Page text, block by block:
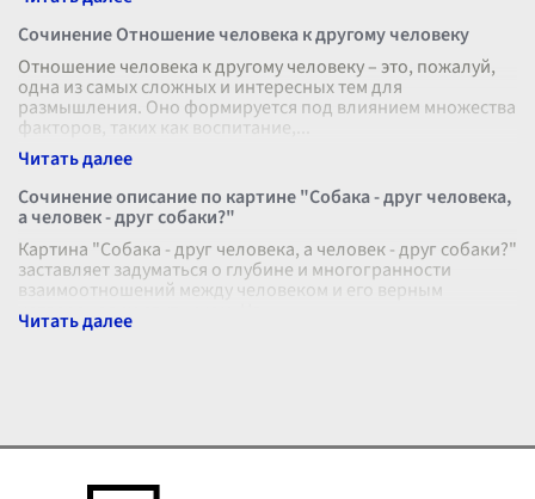
Сочинение Отношение человека к другому человеку
Отношение человека к другому человеку – это, пожалуй,
одна из самых сложных и интересных тем для
размышления. Оно формируется под влиянием множества
факторов, таких как воспитание,
Сочинение описание по картине "Собака - друг человека,
а человек - друг собаки?"
Картина "Собака - друг человека, а человек - друг собаки?"
заставляет задуматься о глубине и многогранности
взаимоотношений между человеком и его верным
четвероногим спутником. На